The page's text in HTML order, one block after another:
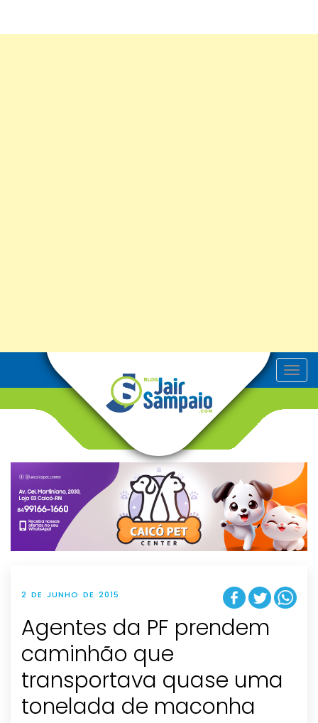
T
o
v
g
t
i
o
n
2 DE JUNHO DE 2015
Agentes da PF prendem
caminhão que
transportava quase uma
tonelada de maconha